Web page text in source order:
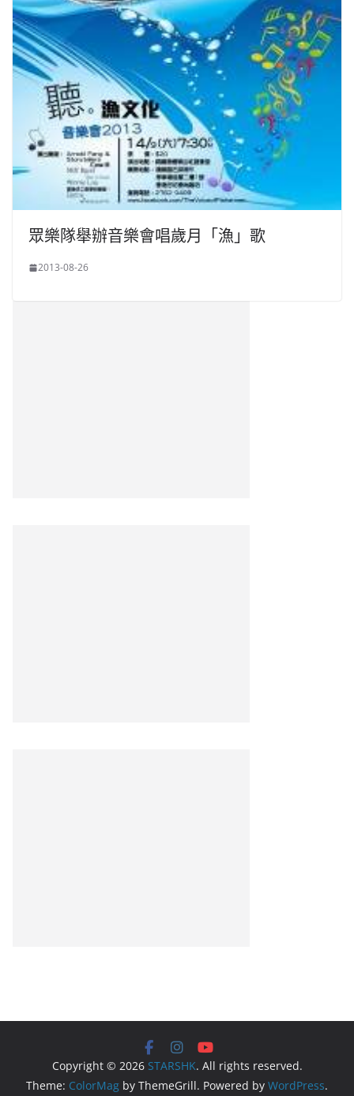
眾樂隊舉辦音樂會唱歲月「漁」歌
2013-08-26
Copyright © 2026 STARSHK. All rights reserved.
Theme: ColorMag by ThemeGrill. Powered by WordPress.